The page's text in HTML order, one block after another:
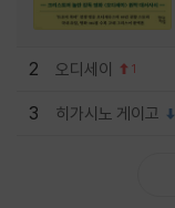
2 오디세이 1
3 히가시노 게이고